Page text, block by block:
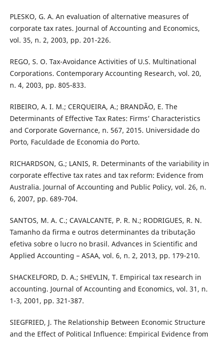
PLESKO, G. A. An evaluation of alternative measures of
corporate tax rates. Journal of Accounting and Economics,
vol. 35, n. 2, 2003, pp. 201-226.
REGO, S. O. Tax-Avoidance Activities of U.S. Multinational
Corporations. Contemporary Accounting Research, vol. 20,
n. 4, 2003, pp. 805-833.
RIBEIRO, A. I. M.; CERQUEIRA, A.; BRANDÃO, E. The
Determinants of Effective Tax Rates: Firms’ Characteristics
and Corporate Governance, n. 567, 2015. Universidade do
Porto, Faculdade de Economia do Porto.
RICHARDSON, G.; LANIS, R. Determinants of the variability in
corporate effective tax rates and tax reform: Evidence from
Australia. Journal of Accounting and Public Policy, vol. 26, n.
6, 2007, pp. 689-704.
SANTOS, M. A. C.; CAVALCANTE, P. R. N.; RODRIGUES, R. N.
Tamanho da firma e outros determinantes da tributação
efetiva sobre o lucro no brasil. Advances in Scientific and
Applied Accounting – ASAA, vol. 6, n. 2, 2013, pp. 179-210.
SHACKELFORD, D. A.; SHEVLIN, T. Empirical tax research in
accounting. Journal of Accounting and Economics, vol. 31, n.
1-3, 2001, pp. 321-387.
SIEGFRIED, J. The Relationship Between Economic Structure
and the Effect of Political Influence: Empirical Evidence from